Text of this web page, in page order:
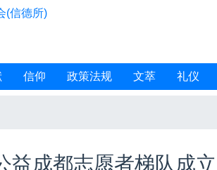
(信德所)
信仰 政策法规 文萃 礼仪
益成都志愿者梯队成立